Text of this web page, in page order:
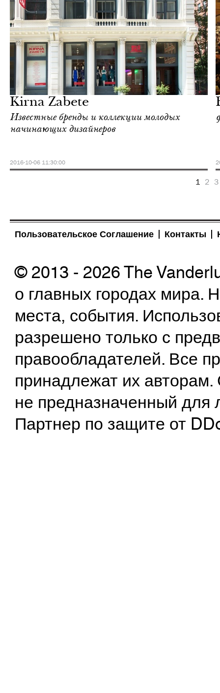
Kirna Zabete
Известные бренды и коллекции молодых
начинающих дизайнеров
2016-10-06 11:30:00
Йорк
1 2 3
Пользовательское Соглашение Контакты
© 2013 - 2026 The
о главных городах
места, события.
разрешено только с
правообладателей. Все
принадлежат их
не предназначенный
Партнер по защите от